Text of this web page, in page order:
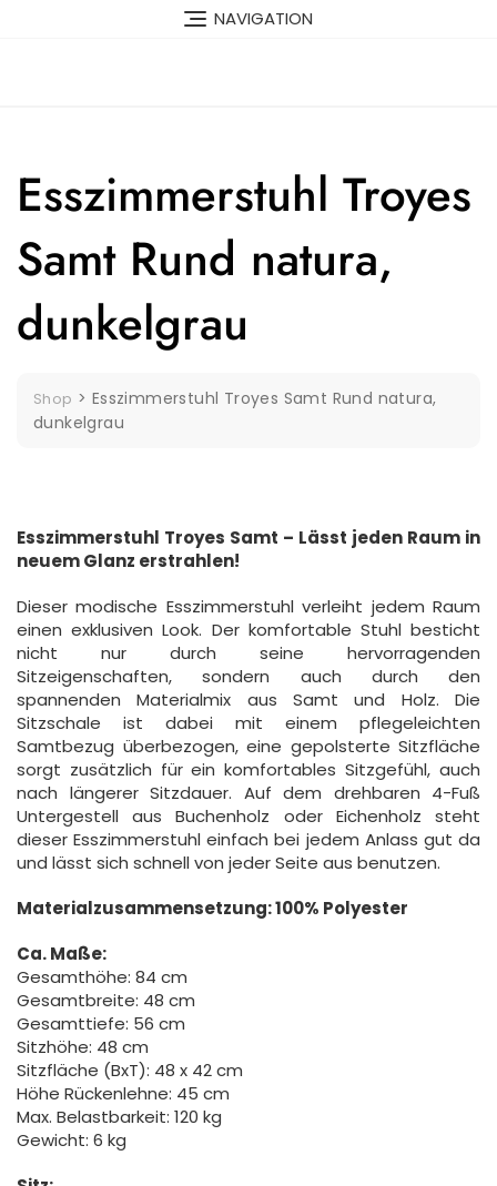
NAVIGATION
Esszimmerstuhl Troyes
Samt Rund natura,
dunkelgrau
Shop > Esszimmerstuhl Troyes Samt Rund natura,
dunkelgrau
Esszimmerstuhl Troyes Samt – Lässt jeden Raum in
neuem Glanz erstrahlen!
Dieser modische Esszimmerstuhl verleiht jedem Raum
einen exklusiven Look. Der komfortable Stuhl besticht
nicht nur durch seine hervorragenden
Sitzeigenschaften, sondern auch durch den
spannenden Materialmix aus Samt und Holz. Die
Sitzschale ist dabei mit einem pflegeleichten
Samtbezug überbezogen, eine gepolsterte Sitzfläche
sorgt zusätzlich für ein komfortables Sitzgefühl, auch
nach längerer Sitzdauer. Auf dem drehbaren 4-Fuß
Untergestell aus Buchenholz oder Eichenholz steht
dieser Esszimmerstuhl einfach bei jedem Anlass gut da
und lässt sich schnell von jeder Seite aus benutzen.
Materialzusammensetzung: 100% Polyester
Ca. Maße:
Gesamthöhe: 84 cm
Gesamtbreite: 48 cm
Gesamttiefe: 56 cm
Sitzhöhe: 48 cm
Sitzfläche (BxT): 48 x 42 cm
Höhe Rückenlehne: 45 cm
Max. Belastbarkeit: 120 kg
Gewicht: 6 kg